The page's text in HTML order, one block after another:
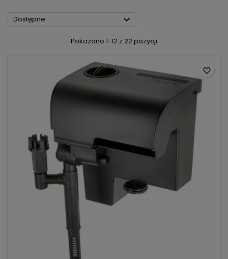
Dostępne 
Pokazano 1-12 z 22 pozycji
favorite_border